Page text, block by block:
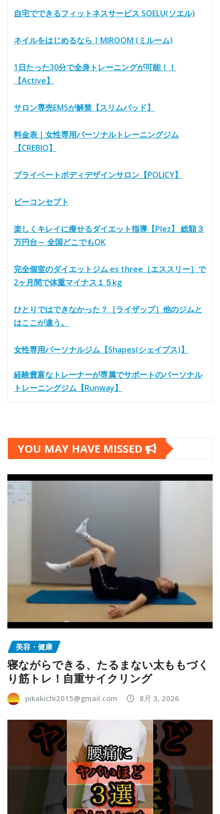
自宅でできるフィットネスサービス SOELU(ソエル)
ネイルをはじめるなら！MIROOM (ミルーム)
1日たった30分で全身トレーニングが可能！！
【Active】
サロン専売EMSが解禁【スリムパッド】
料金表｜女性専用パーソナルトレーニングジム
【CREBIQ】
プライベートボディデザインサロン【POLICY】
ビーコンセプト
楽しくキレイに痩せるダイエット指導【Plez】 総額３
万円台～ 全国どこでもOK
完全個室のダイエットジム es three［エススリー］で
2ヶ月間で体重マイナス１５kg
ひとりではできなかった？［ライザップ］他のジムと
はここが違う。
女性専用パーソナルジム【Shapes(シェイプス)】
経験豊富なトレーナーが専属でサポートのパーソナル
トレーニングジム【Runway】
YOU MAY HAVE MISSED
美容・健康
寝ながらできる、たるまない太ももづく
り筋トレ！自重サイクリング
pikakichi2015@gmail.com 8月 3, 2026